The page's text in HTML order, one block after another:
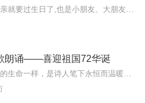
朗诵——喜迎祖国72华诞